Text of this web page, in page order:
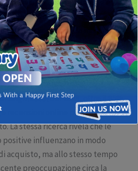
Tuttavia, questa evoluzione è
significative, tra cui la
manipolativi e la mancanza di
recensioni digitali
BrightLocaldel 2023, oltre il 85%
recensioni online prima di
La stessa ricerca rivela che le
positive influenzano in modo
acquisto, ma allo stesso tempo
preoccupazione circa la